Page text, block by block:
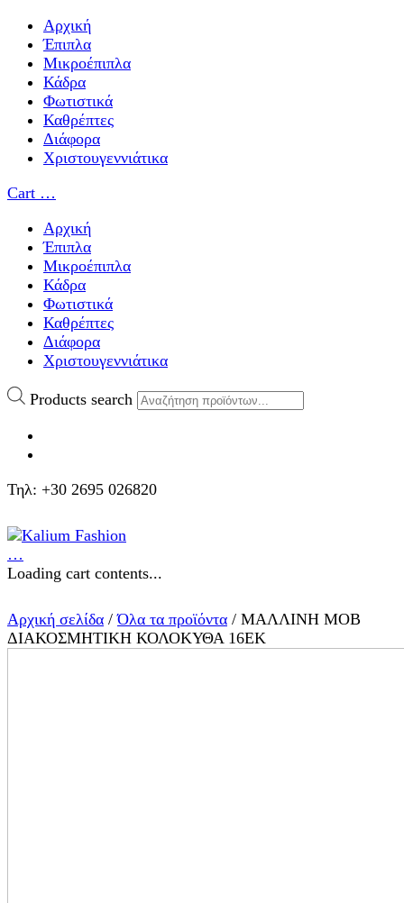
Αρχική
Έπιπλα
Μικροέπιπλα
Κάδρα
Φωτιστικά
Καθρέπτες
Διάφορα
Χριστουγεννιάτικα
Cart …
Αρχική
Έπιπλα
Μικροέπιπλα
Κάδρα
Φωτιστικά
Καθρέπτες
Διάφορα
Χριστουγεννιάτικα
Products search
Τηλ: +30 2695 026820
…
Loading cart contents...
Αρχική σελίδα /Όλα τα προϊόντα / ΜΑΛΛΙΝΗ ΜΟΒ
ΔΙΑΚΟΣΜΗΤΙΚΗ ΚΟΛΟΚΥΘΑ 16ΕΚ